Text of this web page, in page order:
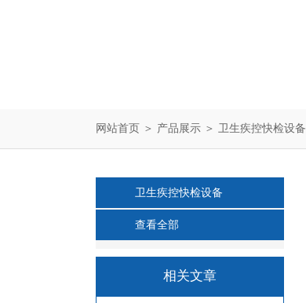
网站首页 ＞ 产品展示 ＞ 卫生疾控快检设备
卫生疾控快检设备
查看全部
相关文章